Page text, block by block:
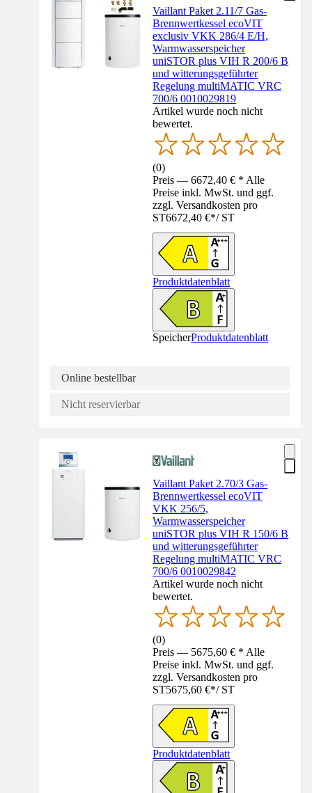
Vaillant Paket 2.11/7 Gas-
Brennwertkessel ecoVIT
exclusiv VKK 286/4 E/H,
Warmwasserspeicher
uniSTOR plus VIH R 200/6 B
und witterungsgeführter
Regelung multiMATIC VRC
700/6 0010029819
Artikel wurde noch nicht
bewertet.
(0)
Preis — 6672,40 € * Alle
Preise inkl. MwSt. und ggf.
zzgl. Versandkosten pro
ST6672,40 €*/ ST
Produktdatenblatt
SpeicherProduktdatenblatt
Online bestellbar
Nicht reservierbar
Vaillant Paket 2.70/3 Gas-
Brennwertkessel ecoVIT
VKK 256/5,
Warmwasserspeicher
uniSTOR plus VIH R 150/6 B
und witterungsgeführter
Regelung multiMATIC VRC
700/6 0010029842
Artikel wurde noch nicht
bewertet.
(0)
Preis — 5675,60 € * Alle
Preise inkl. MwSt. und ggf.
zzgl. Versandkosten pro
ST5675,60 €*/ ST
Produktdatenblatt